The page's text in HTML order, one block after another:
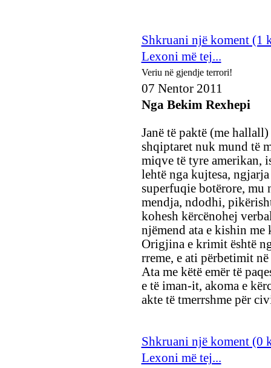
Shkruani një koment (1
Lexoni më tej...
Veriu në gjendje terrori!
07 Nentor 2011
Nga Bekim Rexhepi
Janë të paktë (me
shqiptaret nuk mund të
miqve të tyre amerikan,
lehtë nga kujtesa,
superfuqie botërore, mu
mendja, ndodhi,
kohesh kërcënohej
njëmend ata e kishin
Origjina e krimit është
rreme, e ati përbetimit
Ata me këtë emër të
e të iman-it, akoma e
akte të tmerrshme për
Shkruani një koment (0
Lexoni më tej...